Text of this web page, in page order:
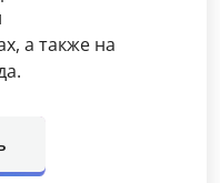
а также на